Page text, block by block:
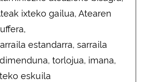
ixteko gailua, Atearen
estandarra, sarraila
torlojua, imana,
eskuila